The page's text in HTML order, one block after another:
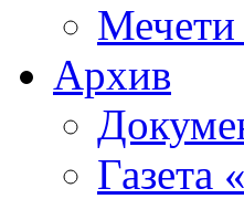
Мечети
Архив
Газета